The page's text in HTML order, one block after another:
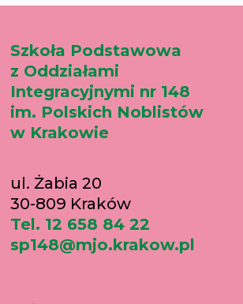
Szkoła Podstawowa
z Oddziałami
Integracyjnymi nr 148
im. Polskich Noblistów
w Krakowie
ul. Żabia 20
30-809 Kraków
Tel. 12 658 84 22
sp148@mjo.krakow.pl